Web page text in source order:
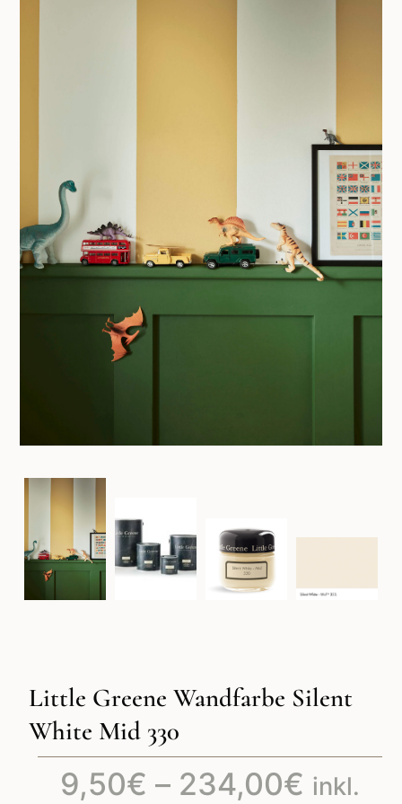
Little Greene Wandfarbe Silent
White Mid 330
9,50€ – 234,00€ inkl.